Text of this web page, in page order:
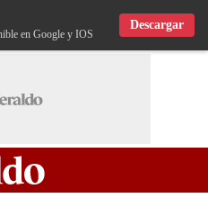
en Google y IOS
Descargar